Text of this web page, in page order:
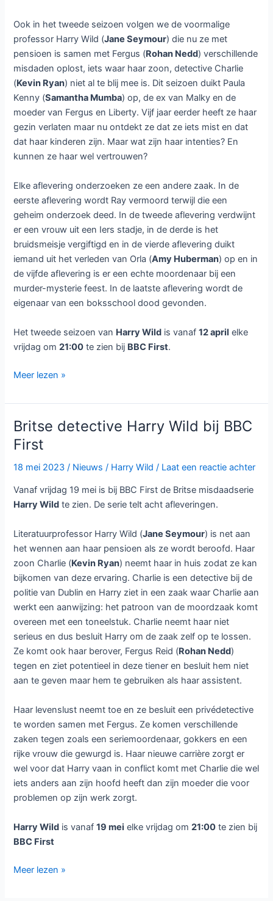
Ook in het tweede seizoen volgen we de voormalige
professor Harry Wild (Jane Seymour) die nu ze met
pensioen is samen met Fergus (Rohan Nedd) verschillende
misdaden oplost, iets waar haar zoon, detective Charlie
(Kevin Ryan) niet al te blij mee is. Dit seizoen duikt Paula
Kenny (Samantha Mumba) op, de ex van Malky en de
moeder van Fergus en Liberty. Vijf jaar eerder heeft ze haar
gezin verlaten maar nu ontdekt ze dat ze iets mist en dat
dat haar kinderen zijn. Maar wat zijn haar intenties? En
kunnen ze haar wel vertrouwen?
Elke aflevering onderzoeken ze een andere zaak. In de
eerste aflevering wordt Ray vermoord terwijl die een
geheim onderzoek deed. In de tweede aflevering verdwijnt
er een vrouw uit een Iers stadje, in de derde is het
bruidsmeisje vergiftigd en in de vierde aflevering duikt
iemand uit het verleden van Orla (Amy Huberman) op en in
de vijfde aflevering is er een echte moordenaar bij een
murder-mysterie feest. In de laatste aflevering wordt de
eigenaar van een boksschool dood gevonden.
Het tweede seizoen van Harry Wild is vanaf12 april elke
vrijdag om21:00 te zien bij BBC First.
Harry
seizoen
2
bij
BBC
First
Meer lezen »
Britse detective Harry Wild bij BBC
First
18 mei 2023 / Nieuws / Harry Wild / Laat een reactie achter
Vanaf vrijdag 19 mei is bij BBC First de Britse misdaadserie
Harry Wild te zien. De serie telt acht afleveringen.
Literatuurprofessor Harry Wild (Jane Seymour) is net aan
het wennen aan haar pensioen als ze wordt beroofd. Haar
zoon Charlie (Kevin Ryan) neemt haar in huis zodat ze kan
bijkomen van deze ervaring. Charlie is een detective bij de
politie van Dublin en Harry ziet in een zaak waar Charlie aan
werkt een aanwijzing: het patroon van de moordzaak komt
overeen met een toneelstuk. Charlie neemt haar niet
serieus en dus besluit Harry om de zaak zelf op te lossen.
Ze komt ook haar berover, Fergus Reid (Rohan Nedd)
tegen en ziet potentieel in deze tiener en besluit hem niet
aan te geven maar hem te gebruiken als haar assistent.
Haar levenslust neemt toe en ze besluit een privédetective
te worden samen met Fergus. Ze komen verschillende
zaken tegen zoals een seriemoordenaar, gokkers en een
rijke vrouw die gewurgd is. Haar nieuwe carrière zorgt er
wel voor dat Harry vaan in conflict komt met Charlie die wel
iets anders aan zijn hoofd heeft dan zijn moeder die voor
problemen op zijn werk zorgt.
Harry Wild is vanaf19 mei elke vrijdag om21:00 te zien bij
BBC First
Britse
Meer lezen »